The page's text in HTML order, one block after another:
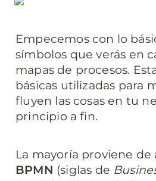
Empecemos con lo
símbolos que verás en
mapas de procesos.
básicas utilizadas para
fluyen las cosas en tu
principio a fin.
BPMN (siglas de